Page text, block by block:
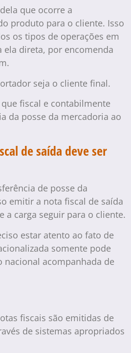
que ocorre a
produto para o cliente. Isso
os tipos de operações em
ela direta, por encomenda
seja o cliente final.
fiscal e contabilmente
da posse da mercadoria ao
de saída deve ser
de posse da
emitir a nota fiscal de saída
a carga seguir para o cliente.
estar atento ao fato de
somente pode
acompanhada de
fiscal.
fiscais são emitidas de
de sistemas apropriados